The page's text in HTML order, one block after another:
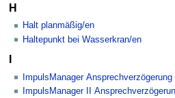
H
Halt planmäßig/en
Haltepunkt bei Wasserkran/en
I
ImpulsManager
ImpulsManager II